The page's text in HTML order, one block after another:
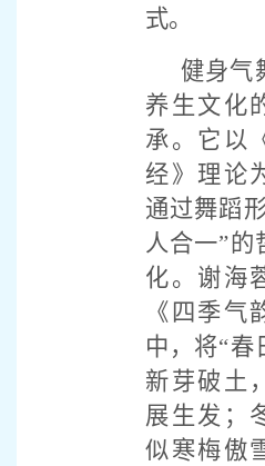
式。
健身气
养生文化
承。它以
经》理论
通过舞蹈
人合一”的
化。谢海
《四季气
中，将“春
新芽破土
展生发；
似寒梅傲